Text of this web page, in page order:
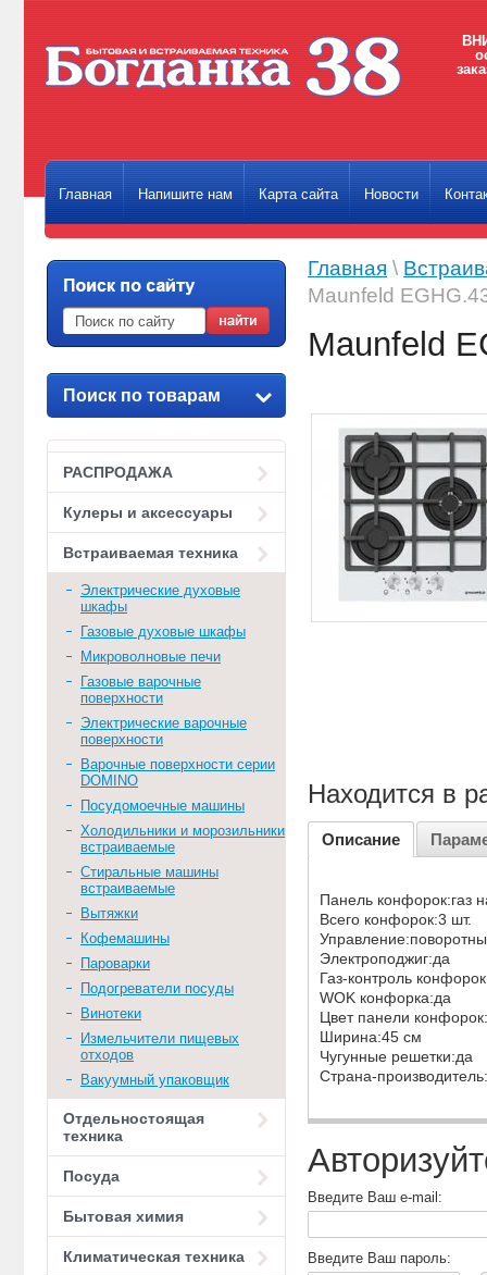
Главная Напишите нам Карта сайта Новости
Поиск по товарам
РАСПРОДАЖА
Кулеры и аксессуары
Встраиваемая техника
Электрические духовые
шкафы
Газовые духовые шкафы
Микроволновые печи
Газовые варочные
поверхности
Электрические варочные
поверхности
Варочные поверхности серии
DOMINO
Посудомоечные машины
Холодильники и морозильники
встраиваемые
Стиральные машины
встраиваемые
Вытяжки
Кофемашины
Пароварки
Подогреватели посуды
Винотеки
Измельчители пищевых
отходов
Вакуумный упаковщик
Отдельностоящая
техника
Посуда
Бытовая химия
Климатическая техника
Главная \
Maunfeld
Maunfeld
Находится в
Описание
Панель конфорок:газ
Всего конфорок:3 шт.
Электроподжиг:да
Газ-контроль
WOK конфорка:да
Цвет панели
Ширина:45 см
Чугунные решетки:да
Страна-
Введите Ваш e-mail:
Введите Ваш пароль: